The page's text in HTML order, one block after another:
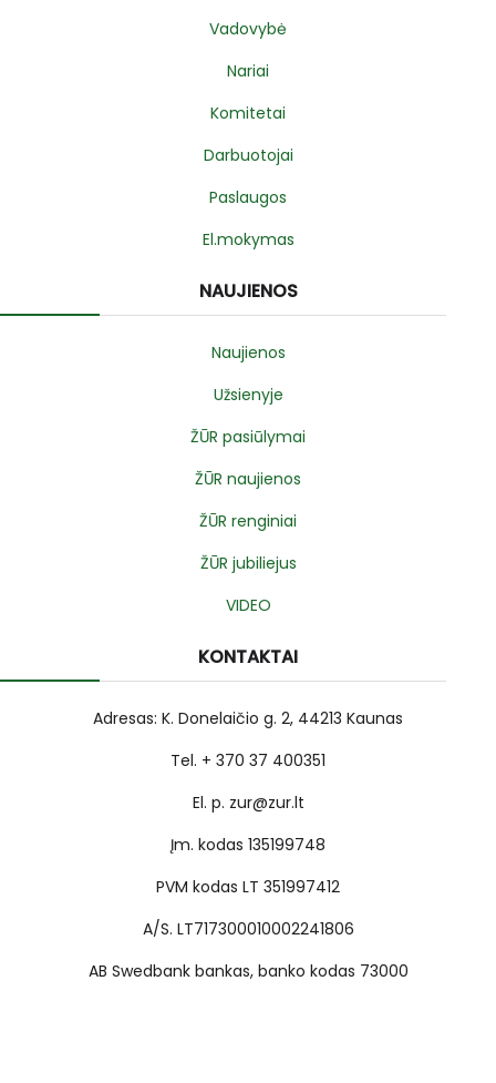
Vadovybė
Nariai
Komitetai
Darbuotojai
Paslaugos
El.mokymas
NAUJIENOS
Naujienos
Užsienyje
ŽŪR pasiūlymai
ŽŪR naujienos
ŽŪR renginiai
ŽŪR jubiliejus
VIDEO
KONTAKTAI
Adresas: K. Donelaičio g. 2, 44213 Kaunas
Tel. + 370 37 400351
El. p. zur@zur.lt
Įm. kodas 135199748
PVM kodas LT 351997412
A/S. LT717300010002241806
AB Swedbank bankas, banko kodas 73000